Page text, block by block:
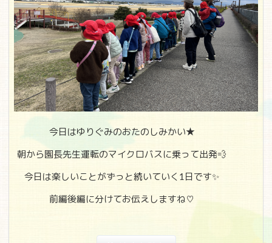
今日はゆりぐみのおたのしみかい★
朝から園長先生運転のマイクロバスに乗って出発💨
今日は楽しいことがずっと続いていく1日です✨
前編後編に分けてお伝えしますね♡